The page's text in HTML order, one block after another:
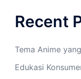
Recent
Tema Anime
Edukasi